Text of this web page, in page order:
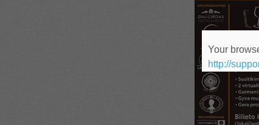
Your
http://